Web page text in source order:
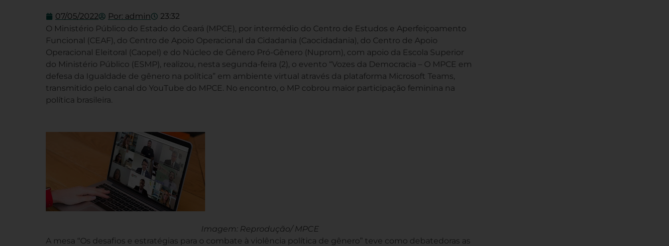
07/05/2022 Por: admin
23:32
O Ministério Público do Estado do Ceará (MPCE), por intermédio do Centro de Estudos e Aperfeiçoamento
Funcional (CEAF), do Centro de Apoio Operacional da Cidadania (Caocidadania), do Centro de Apoio
Operacional Eleitoral (Caopel) e do Núcleo de Gênero Pró-Gênero (Nuprom), com apoio da Escola Superior
do Ministério Público (ESMP), realizou, nesta segunda-feira (2), o evento “Vozes da Democracia – O MPCE em
defesa da Igualdade de gênero na política” em ambiente virtual através da plataforma Microsoft Teams,
transmitido pelo canal do YouTube do MPCE. No encontro, o MP cobrou maior participação feminina na
política brasileira.
Imagem: Reprodução/ MPCE
A mesa “Os desafios e estratégias para o combate à violência política de gênero” teve como debatedoras as